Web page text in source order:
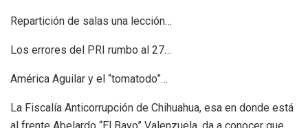
Repartición de salas una lección…
Los errores del PRI rumbo al 27…
América Aguilar y el “tomatodo”…
La Fiscalía Anticorrupción de Chihuahua, esa en donde está